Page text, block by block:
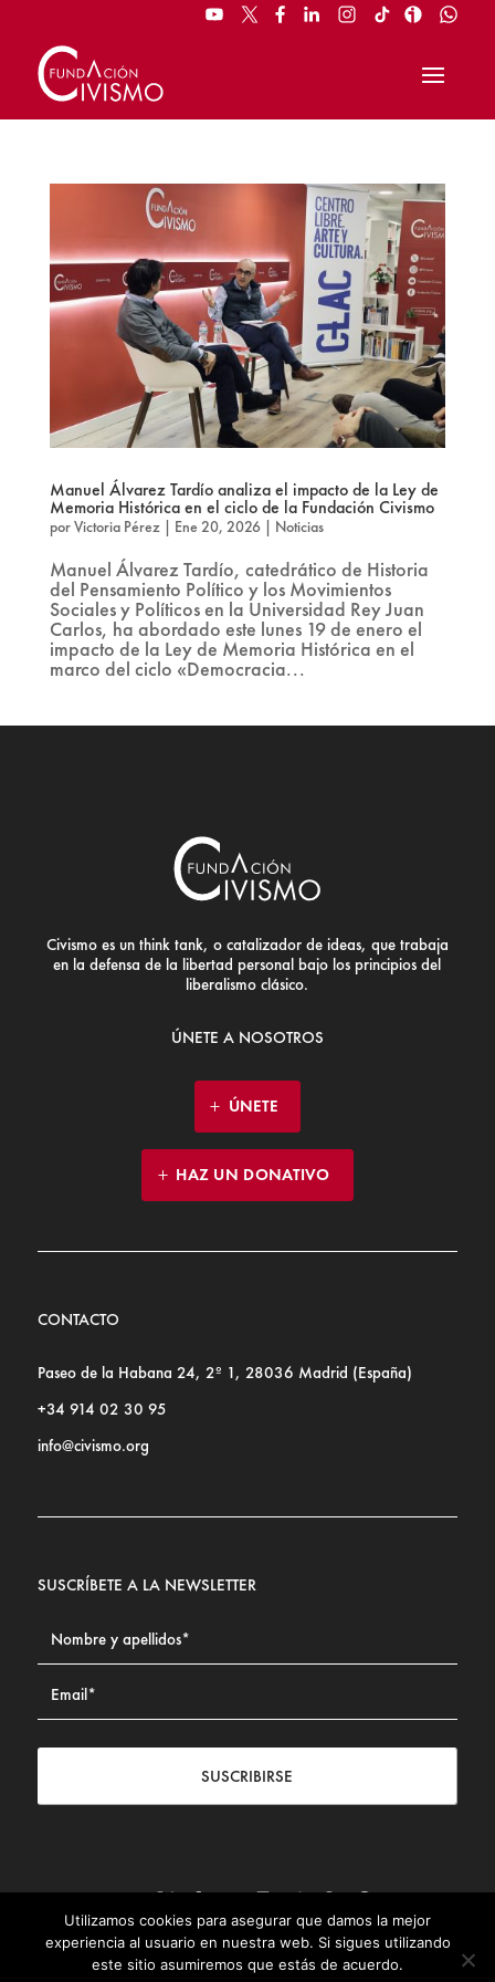
Manuel Álvarez Tardío analiza el impacto de la Ley de
Memoria Histórica en el ciclo de la Fundación Civismo
porVictoria Pérez| Ene 20, 2026| Noticias
Manuel Álvarez Tardío, catedrático de Historia
del Pensamiento Político y los Movimientos
Sociales y Políticos en la Universidad Rey Juan
Carlos, ha abordado este lunes 19 de enero el
impacto de la Ley de Memoria Histórica en el
marco del ciclo «Democracia...
Civismo es un think tank, o catalizador de ideas, que trabaja
en la defensa de la libertad personal bajo los principios del
liberalismo clásico.
ÚNETE A NOSOTROS
ÚNETE
HAZ UN DONATIVO
CONTACTO
Paseo de la Habana 24, 2º 1, 28036 Madrid (España)
+34 914 02 30 95
info@civismo.org
SUSCRÍBETE A LA NEWSLETTER
SUSCRIBIRSE
Contacto|Aviso legal| Política de privacidad| Política de
Cookies
Utilizamos cookies para asegurar que damos la mejor
experiencia al usuario en nuestra web. Si sigues utilizando
este sitio asumiremos que estás de acuerdo.